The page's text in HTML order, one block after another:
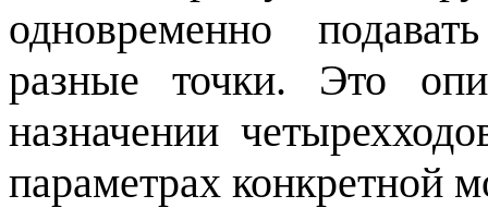
одновременно
разные точки. Это
назначении
параметрах конкретной